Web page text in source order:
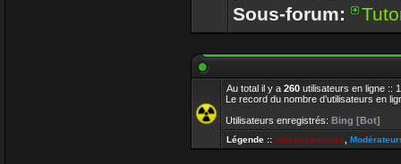
Sous-forum:
Au total il y a 260 utilisateurs en ligne ::
Le record du nombre d’utilisateurs en
Utilisateurs enregistrés: Bing [Bot]
Légende :: Administrateurs